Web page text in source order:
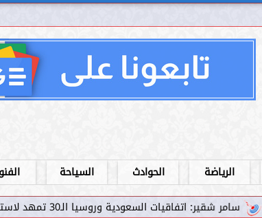
الرياضة الحوادث السياحة
الـ30 تمهد لاستثمارات استراتيجية واعدة في رؤية...